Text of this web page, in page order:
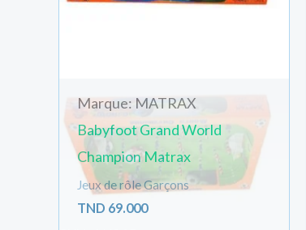
Marque: MATRAX
Babyfoot Grand World
Champion Matrax
Jeux de rôle Garçons
TND 69.000